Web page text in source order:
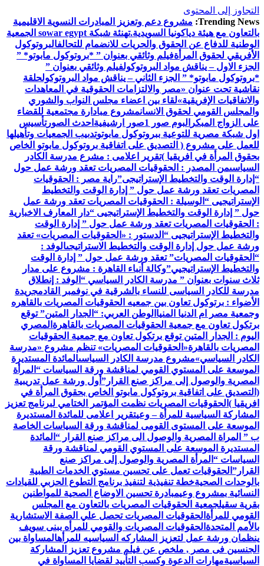
التجاوز إلى المحتوى
Trending News: مشروع دعم وتعزيز المبادرات النسوية الاقليمية
بالتعاون مع هيئة دياكونيا السويدية.
تهنئة شبكة sowar egypt الجمعية
الوطنية للدفاع عن الحقوق والحريات للانضمام للتحالفالبروتوكول
الأفريقي لحقوق المرأةفيلم وثائقي بعنوان ” *بروتوكول مابوتو* ”
الجزء الاول – يناقش مواد البروتوكولفيلم وثائقي بعنوان ”
*بروتوكول مابوتو* ” الجزء الثاني – يناقش مواد البروتوكولحلقة
نقاشية تحت عنوان «مصر والالتزامات الحقوقية في المعاهدات
والاتفاقيات الإفريقية»لقاء بين اعضاء مجلس النواب والشوري
والمجلس القومي لحقوق الانسانمشروع مبادارة مجتمعية للقضاء
على الزواج المبكر البوم صور 1 صور ارشيفية احدث الصورتأسيس
اول شبكة مصرية للتوعية ببروتوكول مابوتوتدىيب الجمعيات وتأهيلها
للعمل على مشروع ( التصديق على اتفاقية بروتوكول مابوتو الخاص
بحقوق المرأة في افريقيا )تقرير اعلامى : مشرع مدرسة الكادر
السياسىمن المصدر : الحقوقيات المصريات تعقد ورشة عمل حول
“إدارة الوقت والتخطيط الإستراتيجى”راية مصر : الحقوقيات
المصريات تعقد ورشة عمل حول ” إدارة الوقت والتخطيط
الإستراتيجيى “ الوسيلة : الحقوقيات المصريات تعقد ورشة عمل
حول ” إدارة الوقت والتخطيط الإستراتيجيى “دار المعارف الاخبارية
: الحقوقيات المصريات تعقد ورشة عمل حول ” إدارة الوقت
والتخطيط الإستراتيجيى “ الدستور : «الحقوقيات المصريات» تعقد
ورشة عمل حول إدارة الوقت والتخطيط الاستراتيجىالوفد :
“الحقوقيات المصريات” تعقد ورشة عمل حول ” إدارة الوقت
والتخطيط الإستراتيجيي”وكالة أنباء القاهرة : مشروع على مدار
ثلاث سنوات بعنوان ” مدرسة الكادر السياسي “ الوفد : إنطلاق
مدرسة للكادر السياسى للنساء بالشرقية في نوفمبر القادمجريدة
الأضواء : برتوكول تعاون بين جمعيه الحقوقيات المصريات بالقاهره
وجمعية مصر ام الدنيا المنيا الوطن العربي: “الجدار المتين” توقع
برتكول تعاون مع جمعية الحقوقيات المصريات بالقاهرة المصري
اليوم : الجدار المتين توقع برتكول تعاون مع جمعية الحقوقيات
المصريات بالقاهرة«الحقوقيات المصريات» تنظم مشروع «مدرسة
الكادر السياسي»مشروع مدرسة الكادر السياسىالمائدة المستديرة
الموسعة على المستوي القومي لمناقشة ورقة السياسات “المرأة
المصرية والوصول إلى مراكز صنع القرار” أول ورشة عمل تدريبية
(التصديق على اتفاقية بروتوكول مابوتو الخاص بحقوق المرأة في
افريقيا ) الحقوقيات المصريات نظمت المؤتمر الختامي لبرنامج تعزيز
المشاركة السياسية للمرأة – وعيتقرير اعلامى للمائدة المستديرة
الموسعة على المستوى القومى لمناقشة ورقة السياسات الخاصة
ب ” المراة المصرية والوصول الى مراكز صنع القرار “ المائدة
المستديرة الموسعة على المستوي القومي لمناقشة ورقة
السياسات “المرأة المصرية والوصول إلى مراكز صنع
القرار” الحقوقيات تعمل على تحسين مستوي الخدمات الطبية
بالوحدات الصحيةخطة تنفيذية لتنفيذ برنامج التطوع الحزبي للقيادات
النسائية بمشروع وعيمبادرة تحسين الاوضاع الصحية للمواطنين
بقرية سقيلجمعية الحقوقيات المصريات بالتعاون مع المجلس
القومي للمرأة الحقوقيات المصريات تحصل علي الصفة الاستشارية
بالأمم المتحدة الحقوقيات المصريات والقومي للمرأه ببنى سويف
ينظمان ورشة عمل لتعزيز المشاركه السياسيه للمرأهالمساواة بين
الجنسين فى مصر , ملخص عن فيلم مشروع تعزيز المشاركة
السياسيةمهارات الدعوة وكسب التأييد لقضايا المساواة في